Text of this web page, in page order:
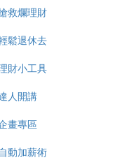
救爛理財
鬆退休去
財小工具
人開講
畫專區
動加薪術